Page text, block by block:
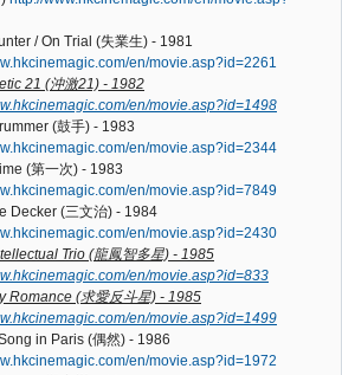
/ On Trial (失業生) - 1981
en/movie.asp?id=2261
21 (沖激21) - 1982
en/movie.asp?id=1498
(鼓手) - 1983
en/movie.asp?id=2344
(第一次) - 1983
en/movie.asp?id=7849
Decker (三文治) - 1984
en/movie.asp?id=2430
Trio (龍鳳智多星) - 1985
en/movie.asp?id=833
Romance (求愛反斗星) - 1985
en/movie.asp?id=1499
in Paris (偶然) - 1986
en/movie.asp?id=1972